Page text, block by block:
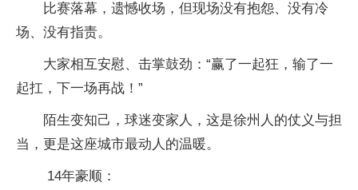
比赛落幕，遗憾收场，但现场没有抱怨、没有冷
场、没有指责。
大家相互安慰、击掌鼓劲：“赢了一起狂，输了一
起扛，下一场再战！”
陌生变知己，球迷变家人，这是徐州人的仗义与担
当，更是这座城市最动人的温暖。
️ 14年豪顺：